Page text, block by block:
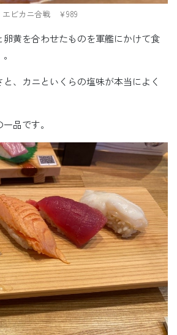
エビカニ合戦 ￥989
黄を合わせたものを軍艦にかけて食
、カニといくらの塩味が本当によく
品です。